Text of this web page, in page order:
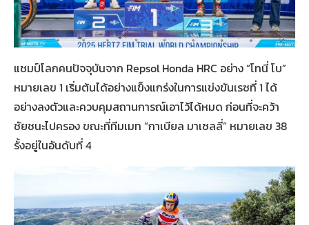
แชมป์โลกคนปัจจุบันจาก Repsol Honda HRC อย่าง “โทนี่ โบ”
หมายเลข 1 เริ่มต้นได้อย่างแข็งแกร่งในการแข่งขันเรซที่ 1 ได้
อย่างลงตัวและควบคุมสถานการณ์เอาไว้ได้หมด ก่อนที่จะคว้า
ชัยชนะไปครอง ขณะที่ทีมเมท “กาเบียล มาเซลลี่” หมายเลข 38
รั้งอยู่ในอันดับที่ 4